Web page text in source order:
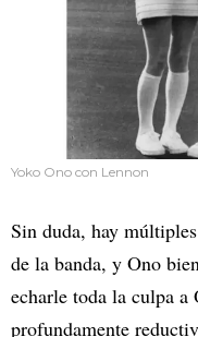
Yoko Ono con Lennon
Sin duda, hay
de la banda, y Ono
echarle toda la culpa a
profundamente